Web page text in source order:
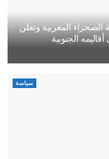
الصحراء المغربية وتعلن
الجنوبية
سياسة